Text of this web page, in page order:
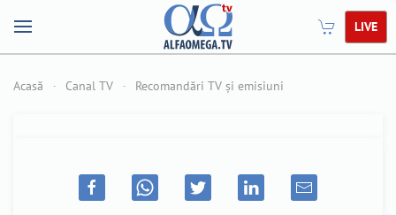
LIVE
Acasă Canal TV Recomandări TV și emisiuni